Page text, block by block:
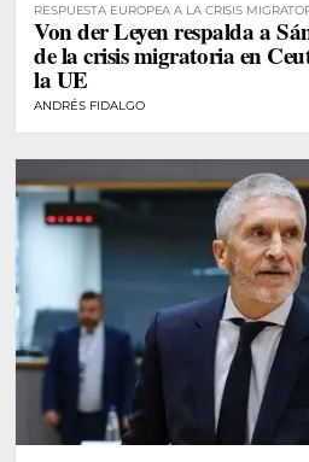
RESPUESTA EUROPEA A LA CRISIS
Von der Leyen respalda a
de la crisis migratoria en
la UE
ANDRÉS FIDALGO